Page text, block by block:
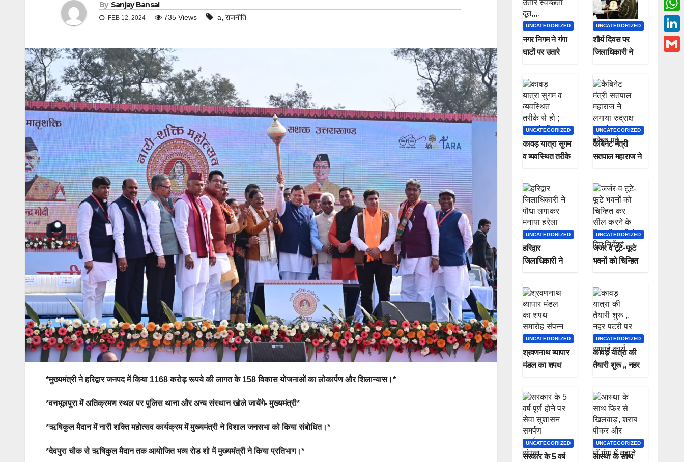
By Sanjay Bansal
FEB 12, 2024 735 Views a, राजनीति
*मुख्यमंत्री ने हरिद्वार जनपद में किया 1168 करोड़ रूपये की लागत के 158 विकास योजनाओं का लोकार्पण और शिलान्यास।*
*वनभूलपुरा में अतिक्रमण स्थल पर पुलिस थाना और अन्य संस्थान खोले जायेंगे- मुख्यमंत्री*
*ऋषिकुल मैदान में नारी शक्ति महोत्सव कार्यक्रम में मुख्यमंत्री ने विशाल जनसभा को किया संबोधित।*
*देवपुरा चौक से ऋषिकुल मैदान तक आयोजित भव्य रोड शो में मुख्यमंत्री ने किया प्रतिभाग।*
UNCATEGORIZED
नगर निगम ने गंगा
घाटों पर उतारे
UNCATEGORIZED
शौर्य दिवस पर
जिलाधिकारी ने
वालों को किया
सम्मानित
UNCATEGORIZED
कावड़ यात्रा सुगम
व व्यवस्थित तरीके
UNCATEGORIZED
कैबिनेट मंत्री
सतपाल महाराज ने
पौधा मनाया हरेला
पर्व
UNCATEGORIZED
हरिद्वार
जिलाधिकारी ने
मनाया हरेला पर्व
UNCATEGORIZED
जर्जर व टूटे-फूटे
भवनों को चिन्हित
जिलाधिकारी ने दिए
निर्देश*
UNCATEGORIZED
श्रवणनाथ व्यापार
मंडल का शपथ
UNCATEGORIZED
कावड़ यात्रा की
तैयारी शुरू ,, नहर
सफाई कार्य
UNCATEGORIZED
सरकार के 5 वर्ष
UNCATEGORIZED
आस्था के साथ
c
e
b
w
i
W
h
a
L